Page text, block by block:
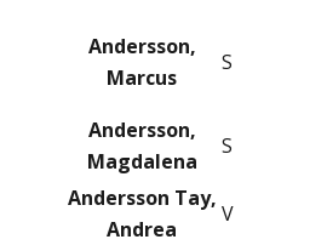
Andersson,
Marcus
S
Andersson,
Magdalena
S
Andersson Tay,
Andrea
V